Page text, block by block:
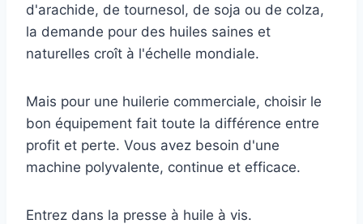
d'arachide, de tournesol, de soja ou de colza,
la demande pour des huiles saines et
naturelles croît à l'échelle mondiale.
Mais pour une huilerie commerciale, choisir le
bon équipement fait toute la différence entre
profit et perte. Vous avez besoin d'une
machine polyvalente, continue et efficace.
Entrez dans la presse à huile à vis.